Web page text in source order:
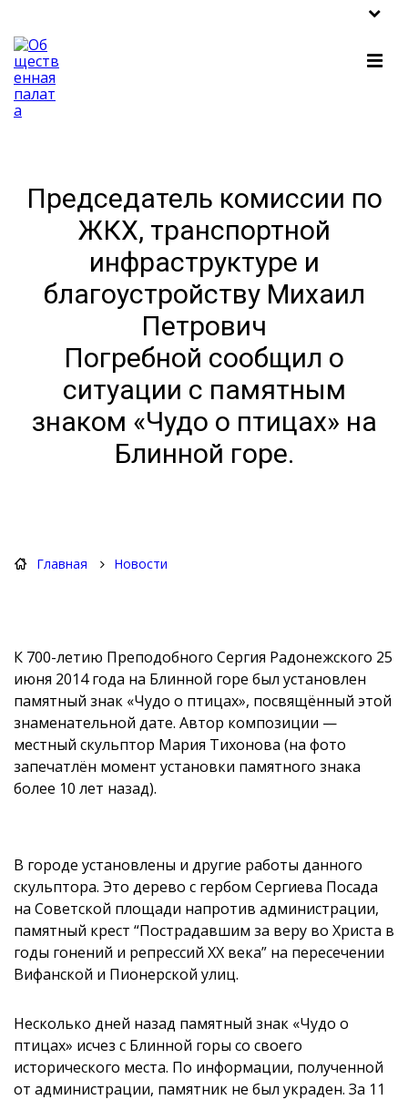
Председатель комиссии по
ЖКХ, транспортной
инфраструктуре и
благоустройству Михаил
Петрович
Погребной сообщил о
ситуации с памятным
знаком «Чудо о птицах» на
Блинной горе.
Главная Новости
К 700-летию Преподобного Сергия Радонежского 25
июня 2014 года на Блинной горе был установлен
памятный знак «Чудо о птицах», посвящённый этой
знаменательной дате. Автор композиции —
местный скульптор Мария Тихонова (на фото
запечатлён момент установки памятного знака
более 10 лет назад).
В городе установлены и другие работы данного
скульптора. Это дерево с гербом Сергиева Посада
на Советской площади напротив администрации,
памятный крест “Пострадавшим за веру во Христа в
годы гонений и репрессий ХХ века” на пересечении
Вифанской и Пионерской улиц.
Несколько дней назад памятный знак «Чудо о
птицах» исчез с Блинной горы со своего
исторического места. По информации, полученной
от администрации, памятник не был украден. За 11